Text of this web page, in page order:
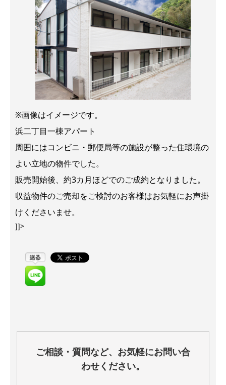
※画像はイメージです。
浜二丁目一棟アパート
周囲にはコンビニ・郵便局等の施設が整った住環境の
よい立地の物件でした。
販売開始後、約3カ月ほどでのご成約となりました。
収益物件のご売却をご検討のお客様はお気軽にお声掛
けくださいませ。
]]>
ご相談・質問など、お気軽にお問い合
わせください。